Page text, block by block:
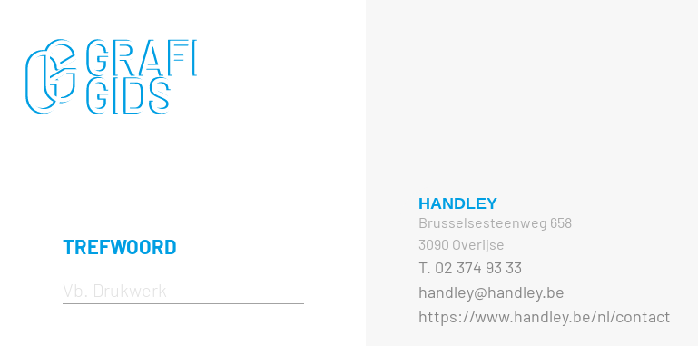
TREFWOORD
HANDLEY
Brusselsesteenweg 658
3090 Overijse
T. 02 374 93 33
handley@handley.be
https://www.handley.be/nl/contact